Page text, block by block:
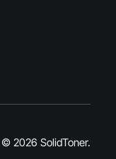
© 2026 SolidToner.